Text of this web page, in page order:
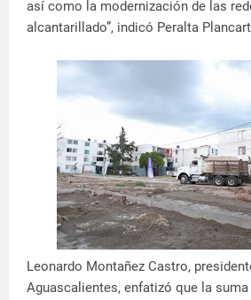
así como la modernización de las
alcantarillado”, indicó Peralta
Leonardo Montañez Castro,
Aguascalientes, enfatizó que la